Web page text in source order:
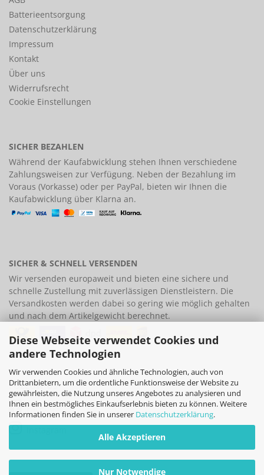
Diese Webseite verwendet Cookies und
andere Technologien
Wir verwenden Cookies und ähnliche Technologien, auch von
Drittanbietern, um die ordentliche Funktionsweise der Website zu
gewährleisten, die Nutzung unseres Angebotes zu analysieren und
Ihnen ein bestmögliches Einkaufserlebnis bieten zu können. Weitere
Informationen finden Sie in unserer Datenschutzerklärung.
Alle Akzeptieren
Nur Notwendige
Batterieentsorgung
Datenschutzerklärung
Impressum
Kontakt
Über uns
Widerrufsrecht
Cookie Einstellungen
SICHER BEZAHLEN
Während der Kaufabwicklung stehen Ihnen verschiedene
Zahlungsweisen zur Verfügung. Neben der Bezahlung im
Voraus (Vorkasse) oder per PayPal, bieten wir Ihnen die
Kaufabwicklung über Klarna an.
SICHER & SCHNELL VERSENDEN
Wir versenden europaweit und bieten eine sichere und
schnelle Zustellung mit zuverlässigen Dienstleistern. Die
Versandkosten werden dabei so gering wie möglich gehalten
und nach dem Artikelgewicht berechnet.
FOLLOW US
Facebook